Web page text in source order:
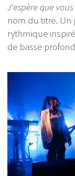
J'espère que
nom du titre. Un
rythmique
de basse